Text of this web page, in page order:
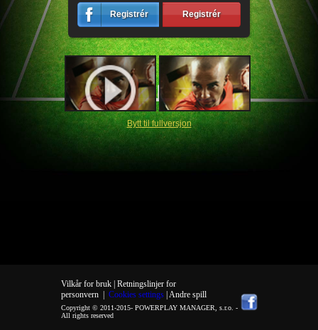
Registrér Registrér
Bytt til fullversjon
Vilkår for bruk | Retningslinjer for
personvern| Cookies settings | Andre spill
Copyright © 2011-2015- POWERPLAY MANAGER, s.r.o. -
All rights reserved